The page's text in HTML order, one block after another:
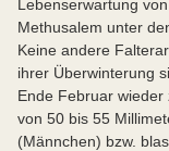
Lebenserwartung
Methusalem unter
Keine andere
ihrer Überwinterung
Ende Februar
von 50 bis 55
(Männchen) bzw.